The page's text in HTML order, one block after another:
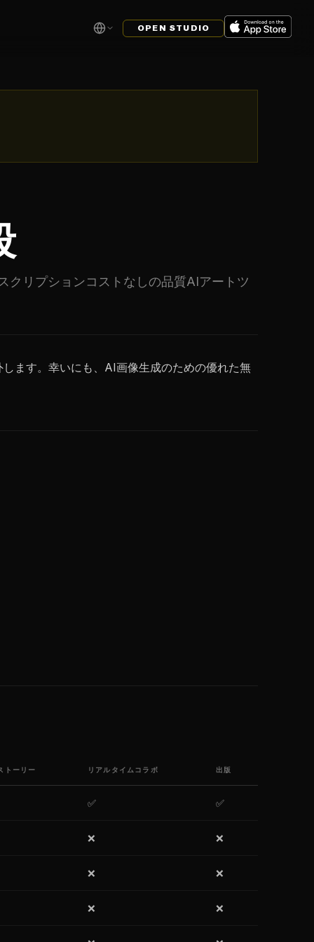
OPEN STUDIO
クリプションコストなしの品質AIアートツ
ます。幸いにも、AI画像生成のための優れた無
トーリー リアルタイムコラボ 出版
✅ ✅
❌ ❌
❌ ❌
❌ ❌